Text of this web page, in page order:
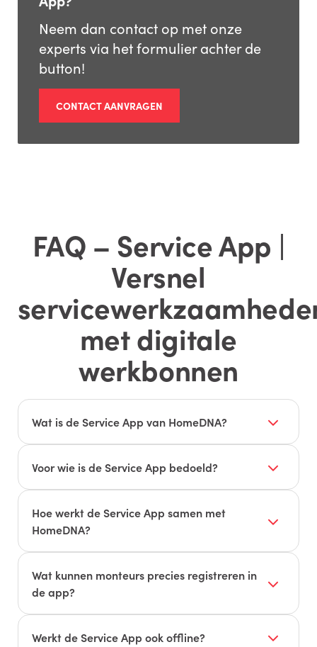
Neem dan contact op met onze
experts via het formulier achter de
button!
CONTACT AANVRAGEN
FAQ – Service App |
Versnel
met digitale
werkbonnen
Wat is de Service App van HomeDNA?
De Service App is een mobiele app voor interne
servicemonteurs waarmee ze digitale
Voor wie is de Service App bedoeld?
De app is gemaakt voor interne
vakmensen/servicemonteurs; externe partijen
werken via de aparte Leveranciers App.
Hoe werkt de Service App samen met
HomeDNA?
Alle gegevens uit de Service App – zoals tijd,
materiaal, bijzonderheden en handtekening van
de klant – worden automatisch
Wat kunnen monteurs precies registreren in
de app?
Monteurs registreren start- en eindtijd,
materiaalgebruik, bijzonderheden, foto’s en
Werkt de Service App ook offline?